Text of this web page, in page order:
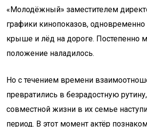
«Молодёжный» заместителем
графики кинопоказов, одновременно
крыше и лёд на дороге. Постепенно
положение наладилось.
Но с течением времени
превратились в безрадостную
совместной жизни в их семье
период. В этот момент актёр